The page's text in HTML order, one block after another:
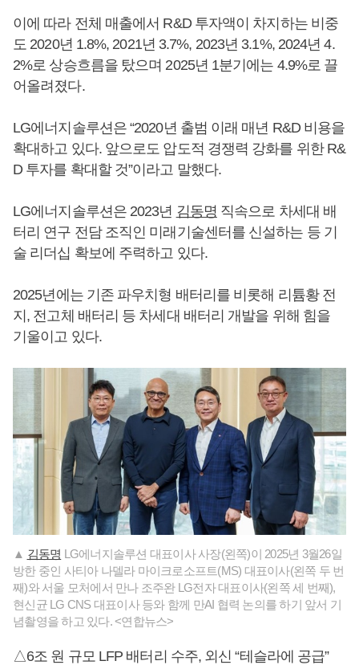
이에 따라 전체 매출에서 R&D 투자액이 차지하는 비중
도 2020년 1.8%, 2021년 3.7%, 2023년 3.1%, 2024년 4.
2%로 상승흐름을 탔으며 2025년 1분기에는 4.9%로 끌
어올려졌다.
LG에너지솔루션은 “2020년 출범 이래 매년 R&D 비용을
확대하고 있다. 앞으로도 압도적 경쟁력 강화를 위한 R&
D 투자를 확대할 것”이라고 말했다.
LG에너지솔루션은 2023년 김동명 직속으로 차세대 배
터리 연구 전담 조직인 미래기술센터를 신설하는 등 기
술 리더십 확보에 주력하고 있다.
2025년에는 기존 파우치형 배터리를 비롯해 리튬황 전
지, 전고체 배터리 등 차세대 배터리 개발을 위해 힘을
기울이고 있다.
▲ 김동명 LG에너지솔루션 대표이사 사장(왼쪽)이 2025년 3월26일
방한 중인 사티아 나델라 마이크로소프트(MS) 대표이사(왼쪽 두 번
째)와 서울 모처에서 만나 조주완 LG전자 대표이사(왼쪽 세 번째),
현신균 LG CNS 대표이사 등와 함께 만AI 협력 논의를 하기 앞서 기
념촬영을 하고 있다. <연합뉴스>
△6조 원 규모 LFP 배터리 수주, 외신 “테슬라에 공급”